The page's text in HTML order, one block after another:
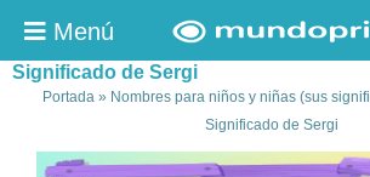
Menú
Significado de Sergi
Portada» Nombres para niños y niñas (sus
Significado de Sergi